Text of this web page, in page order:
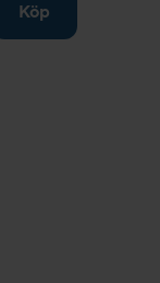
tillKöp